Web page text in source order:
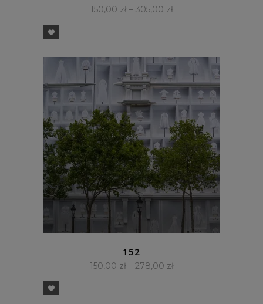
150,00 zł – 305,00 zł
152
150,00 zł – 278,00 zł